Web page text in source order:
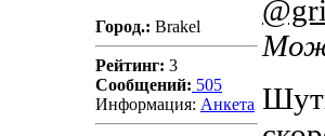
Город.: Brakel
Рейтинг: 3
Сообщений: 505
Информация: Aнкета